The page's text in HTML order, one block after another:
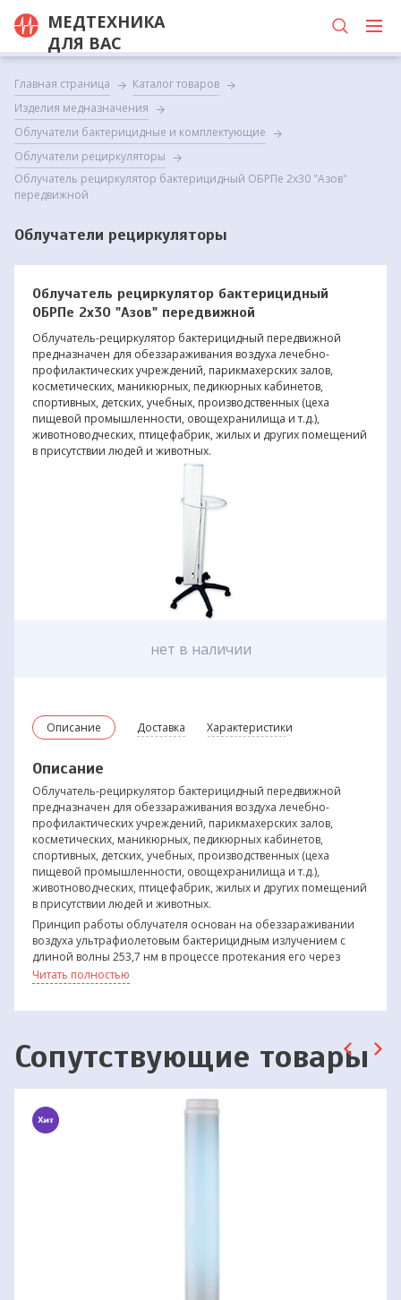
МЕДТЕХНИКА
ДЛЯ ВАС
Главная страница
Каталог товаров
Изделия медназначения
Облучатели бактерицидные и комплектующие
Облучатели рециркуляторы
Облучатель рециркулятор бактерицидный ОБРПе 2х30 "Азов"
передвижной
Облучатели рециркуляторы
Облучатель рециркулятор бактерицидный
ОБРПе 2х30 "Азов" передвижной
Облучатель-рециркулятор бактерицидный передвижной
предназначен для обеззараживания воздуха лечебно-
профилактических учреждений, парикмахерских залов,
косметических, маникюрных, педикюрных кабинетов,
спортивных, детских, учебных, производственных (цеха
пищевой промышленности, овощехранилища и т.д.),
животноводческих, птицефабрик, жилых и других помещений
в присутствии людей и животных.
Описание Доставка Характеристики
Описание
Облучатель-рециркулятор бактерицидный передвижной
предназначен для обеззараживания воздуха лечебно-
профилактических учреждений, парикмахерских залов,
косметических, маникюрных, педикюрных кабинетов,
спортивных, детских, учебных, производственных (цеха
пищевой промышленности, овощехранилища и т.д.),
животноводческих, птицефабрик, жилых и других помещений
в присутствии людей и животных.
Принцип работы облучателя основан на обеззараживании
воздуха ультрафиолетовым бактерицидным излучением с
длиной волны 253,7 нм в процессе протекания его через
полость облучателя.
Читать полностью
нет в наличии
Сопутствующие товары